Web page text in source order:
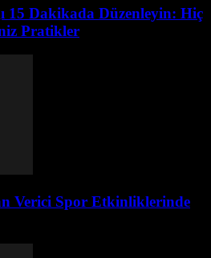
15 Dakikada Düzenleyin: Hiç
Pratikler
Verici Spor Etkinliklerinde